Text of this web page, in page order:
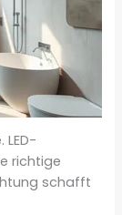
richtige
schafft